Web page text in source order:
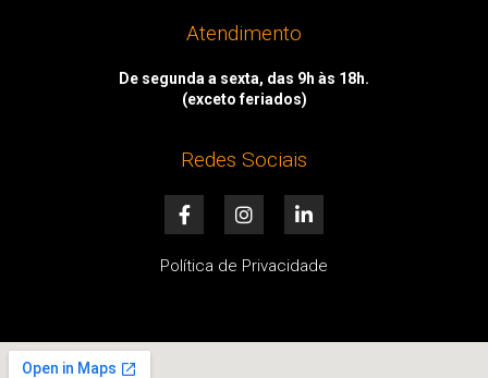
Atendimento
De segunda a sexta, das 9h às 18h.
(exceto feriados)
Redes Sociais
F
a
e
k
I
n
t
a
i
k
n
Política de Privacidade